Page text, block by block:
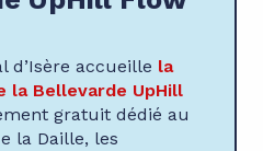
d’Isère accueille la
la Bellevarde UpHill
gratuit dédié au
la Daille, les